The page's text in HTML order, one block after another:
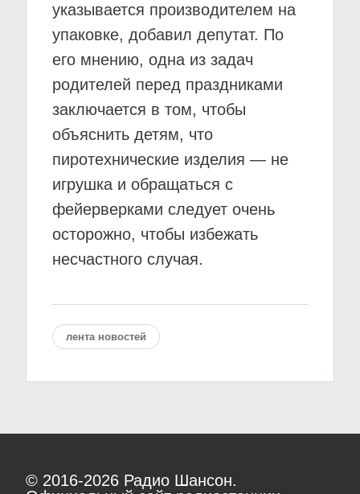
указывается производителем на
упаковке, добавил депутат. По
его мнению, одна из задач
родителей перед праздниками
заключается в том, чтобы
объяснить детям, что
пиротехнические изделия — не
игрушка и обращаться с
фейерверками следует очень
осторожно, чтобы избежать
несчастного случая.
лента новостей
© 2016-2026 Радио Шансон.